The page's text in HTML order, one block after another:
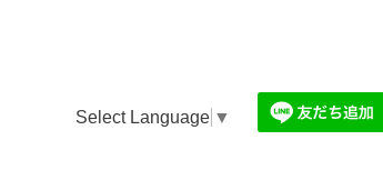
Select Language ▼